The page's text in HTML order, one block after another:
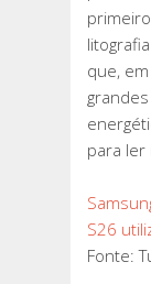
que,
para ler
S26
Fonte: